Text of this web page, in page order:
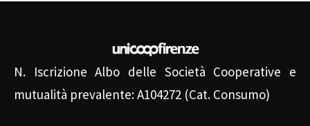
N. Iscrizione Albo delle Società Cooperative e
mutualità prevalente: A104272 (Cat. Consumo)